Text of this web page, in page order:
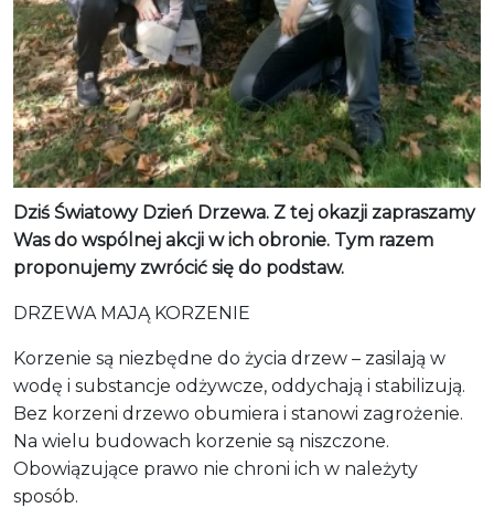
Dziś Światowy Dzień Drzewa. Z tej okazji zapraszamy
Was do wspólnej akcji w ich obronie. Tym razem
proponujemy zwrócić się do podstaw.
DRZEWA MAJĄ KORZENIE
Korzenie są niezbędne do życia drzew – zasilają w
wodę i substancje odżywcze, oddychają i stabilizują.
Bez korzeni drzewo obumiera i stanowi zagrożenie.
Na wielu budowach korzenie są niszczone.
Obowiązujące prawo nie chroni ich w należyty
sposób.